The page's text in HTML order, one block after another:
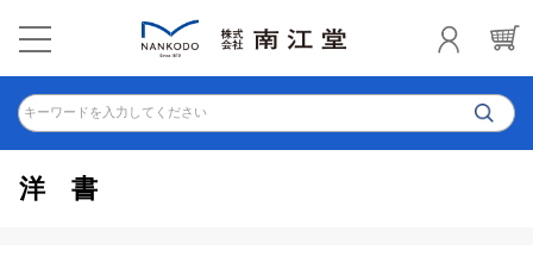
キーワードを入力してください
洋書